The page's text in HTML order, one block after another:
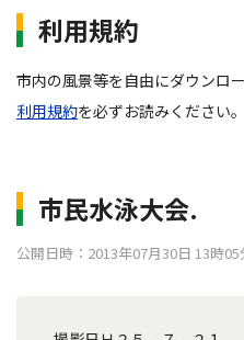
利用規約
市内の風景等を自由にダウンロ
利用規約を必ずお読みください。
市民水泳大会.
公開日時：2013年07月30日 13時05